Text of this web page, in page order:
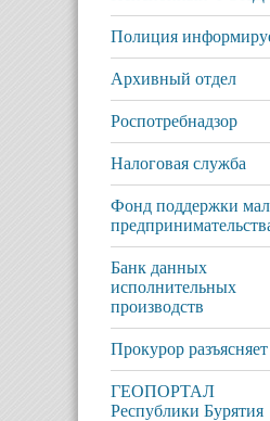
Полиция
Архивный отдел
Роспотребнадзор
Налоговая служба
Фонд поддержки
Банк данных
исполнительных
производств
Прокурор разъясняет
ГЕОПОРТАЛ
Республики Бурятия